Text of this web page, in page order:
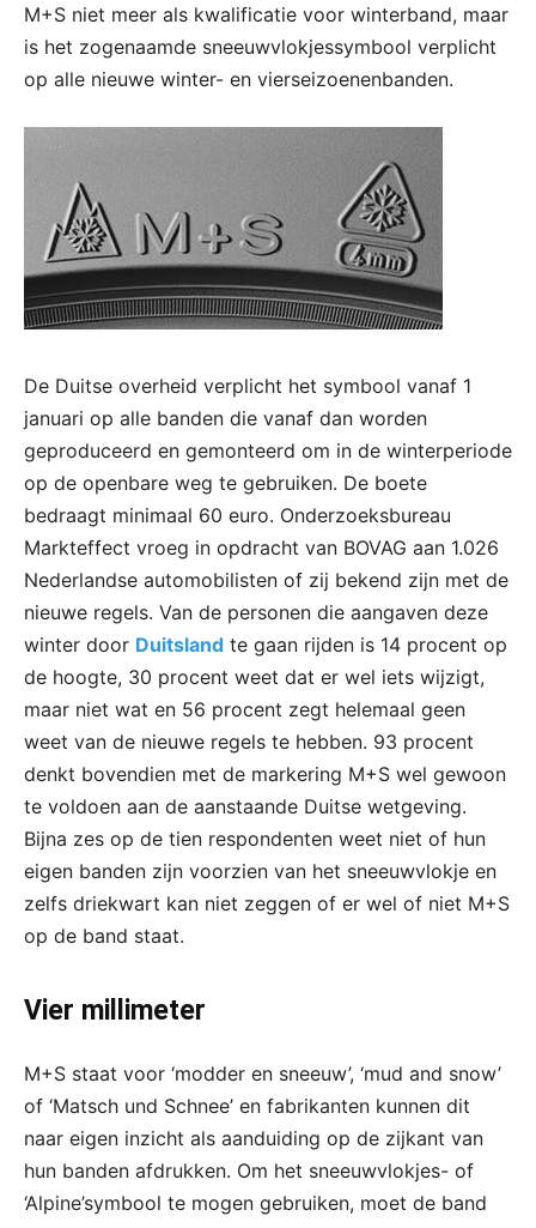
M+S niet meer als kwalificatie voor winterband, maar
is het zogenaamde sneeuwvlokjessymbool verplicht
op alle nieuwe winter- en vierseizoenenbanden.
De Duitse overheid verplicht het symbool vanaf 1
januari op alle banden die vanaf dan worden
geproduceerd en gemonteerd om in de winterperiode
op de openbare weg te gebruiken. De boete
bedraagt minimaal 60 euro. Onderzoeksbureau
Markteffect vroeg in opdracht van BOVAG aan 1.026
Nederlandse automobilisten of zij bekend zijn met de
nieuwe regels. Van de personen die aangaven deze
winter door Duitsland te gaan rijden is 14 procent op
de hoogte, 30 procent weet dat er wel iets wijzigt,
maar niet wat en 56 procent zegt helemaal geen
weet van de nieuwe regels te hebben. 93 procent
denkt bovendien met de markering M+S wel gewoon
te voldoen aan de aanstaande Duitse wetgeving.
Bijna zes op de tien respondenten weet niet of hun
eigen banden zijn voorzien van het sneeuwvlokje en
zelfs driekwart kan niet zeggen of er wel of niet M+S
op de band staat.
Vier millimeter
M+S staat voor ‘modder en sneeuw’, ‘mud and snow’
of ‘Matsch und Schnee’ en fabrikanten kunnen dit
naar eigen inzicht als aanduiding op de zijkant van
hun banden afdrukken. Om het sneeuwvlokjes- of
‘Alpine’symbool te mogen gebruiken, moet de band